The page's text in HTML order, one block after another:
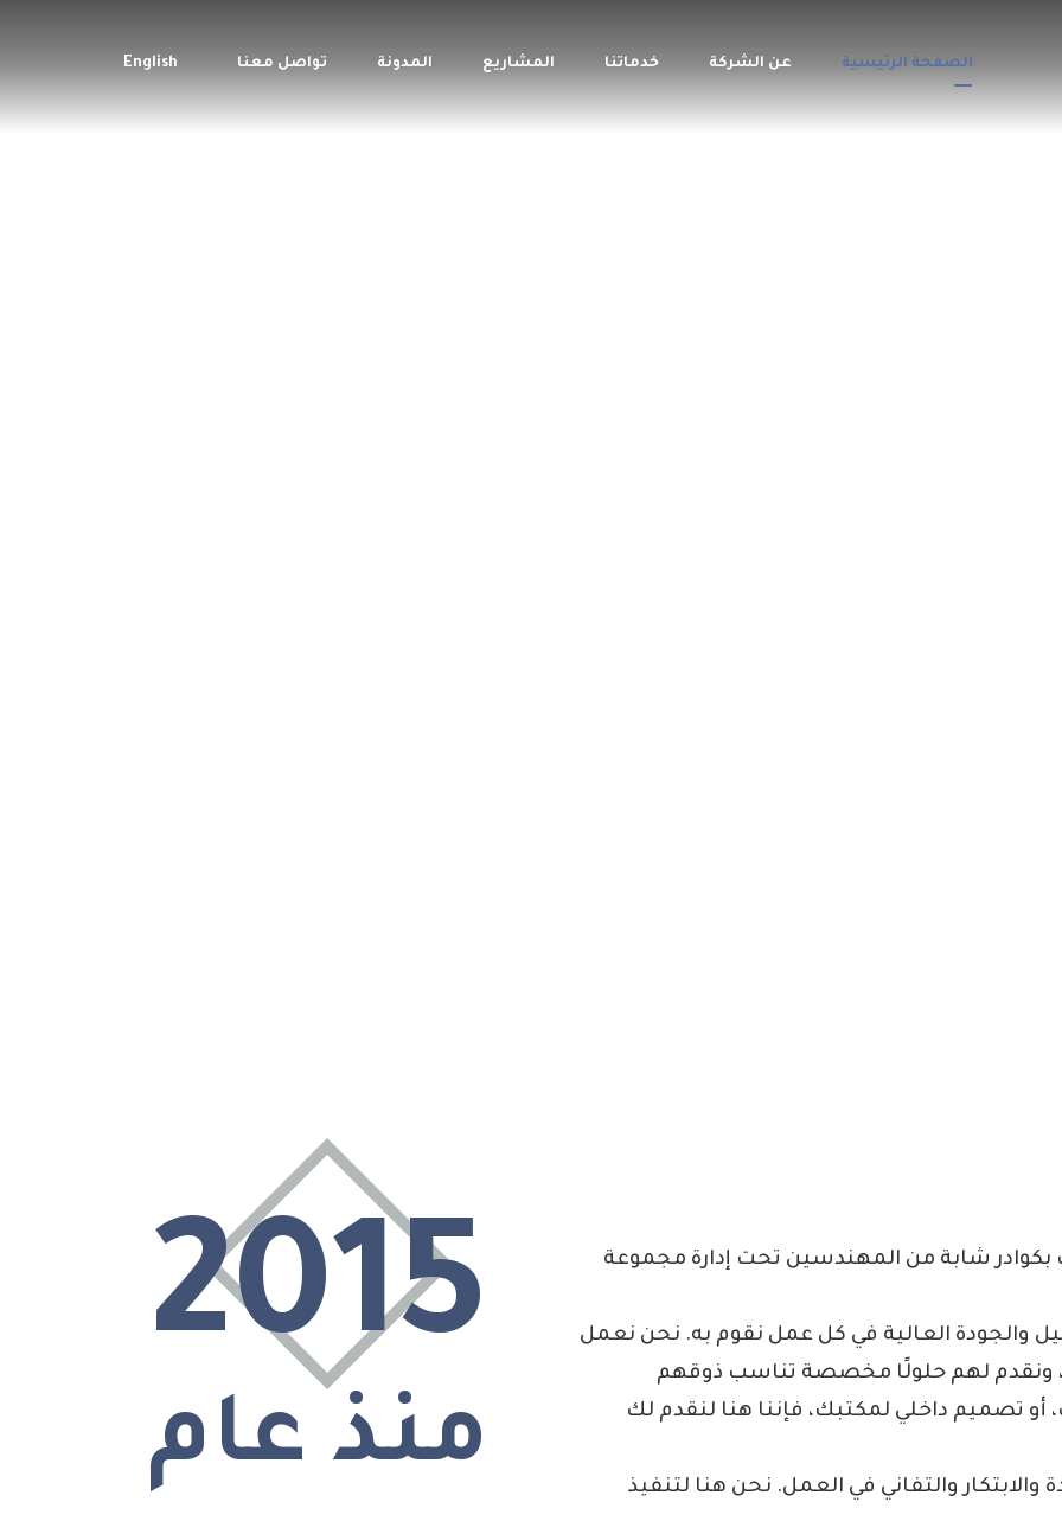
الصفحة الرئيسية عن الشركة خدماتنا المشاريع المدونة تواصل معنا English
شابة من المهندسين تحت إدارة مجموعة
والجودة العالية في كل عمل نقوم به. نحن نعمل
ونقدم لهم حلولًا مخصصة تناسب ذوقهم
تصميم داخلي لمكتبك، فإننا هنا لنقدم لك
والتفاني في العمل. نحن هنا لتنفيذ
2015
منذ عام